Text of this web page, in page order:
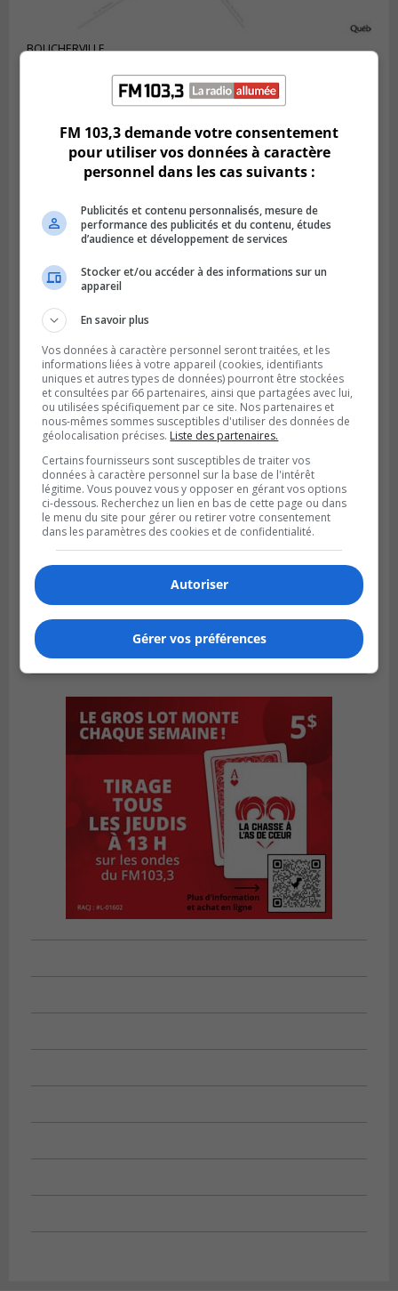
BOUCHERVILLE
Le MTMD annonce des fermetures sur
l’autoroute 20 à Boucherville
VIEUX-LONGUEUIL
Publié le 31 juillet 2026 à 14h20
Le RTL dévoile sa nouvelle flotte de
transport adapté
FM 103,3 demande votre consentement
pour utiliser vos données à caractère
personnel dans les cas suivants :
Publicités et contenu personnalisés, mesure de
performance des publicités et du contenu, études
d’audience et développement de services
Stocker et/ou accéder à des informations sur un
appareil
En savoir plus
Vos données à caractère personnel seront traitées, et les
informations liées à votre appareil (cookies, identifiants
uniques et autres types de données) pourront être stockées
et consultées par 66 partenaires, ainsi que partagées avec lui,
ou utilisées spécifiquement par ce site. Nos partenaires et
nous-mêmes sommes susceptibles d'utiliser des données de
géolocalisation précises. Liste des partenaires.
Certains fournisseurs sont susceptibles de traiter vos
données à caractère personnel sur la base de l'intérêt
légitime. Vous pouvez vous y opposer en gérant vos options
ci-dessous. Recherchez un lien en bas de cette page ou dans
le menu du site pour gérer ou retirer votre consentement
dans les paramètres des cookies et de confidentialité.
Autoriser
Gérer vos préférences